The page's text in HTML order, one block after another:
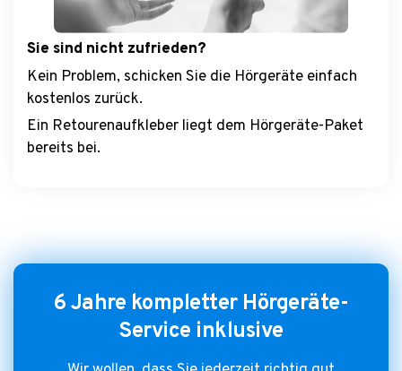
Sie sind nicht zufrieden?
Kein Problem, schicken Sie die Hörgeräte einfach
kostenlos zurück.
Ein Retourenaufkleber liegt dem Hörgeräte-Paket
bereits bei.
6 Jahre kompletter Hörgeräte-
Service inklusive